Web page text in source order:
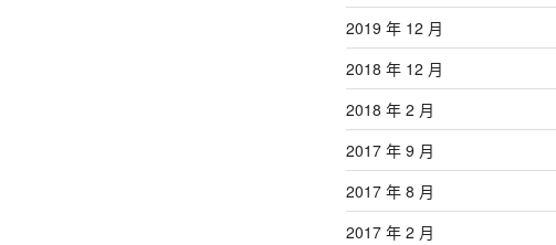
2019 年 12 月
2018 年 12 月
2018 年 2 月
2017 年 9 月
2017 年 8 月
2017 年 2 月